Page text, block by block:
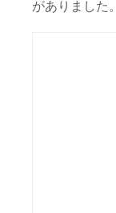
がありました。